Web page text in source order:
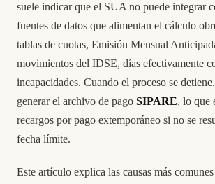
suele indicar que el SUA no puede integrar
fuentes de datos que alimentan el cálculo
tablas de cuotas, Emisión Mensual
movimientos del IDSE, días efectivamente
incapacidades. Cuando el proceso se
generar el archivo de pago SIPARE, lo que
recargos por pago extemporáneo si no se
fecha límite.
Este artículo explica las causas más